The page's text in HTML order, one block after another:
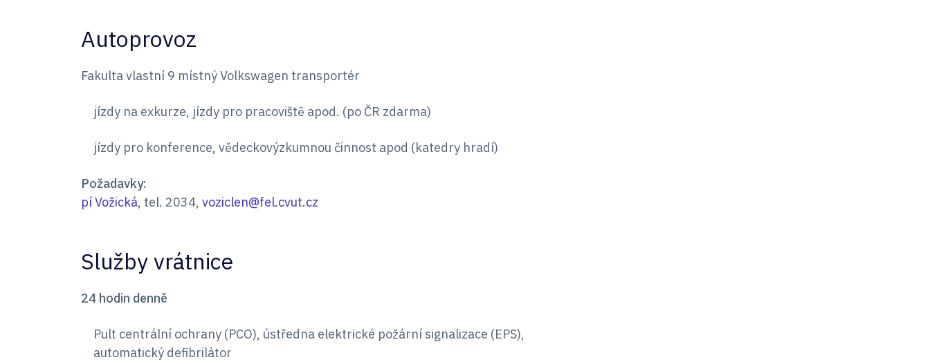
Autoprovoz
Fakulta vlastní 9 místný Volkswagen transportér
jízdy na exkurze, jízdy pro pracoviště apod. (po ČR zdarma)
jízdy pro konference, vědeckovýzkumnou činnost apod (katedry hradí)
Požadavky:
pí Vožická, tel. 2034, voziclen@fel.cvut.cz
Služby vrátnice
24 hodin denně
Pult centrální ochrany (PCO), ústředna elektrické požární signalizace (EPS),
automatický defibrilátor